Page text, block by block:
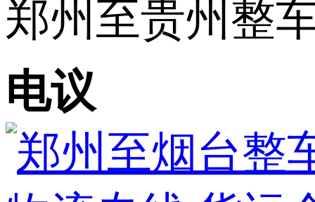
郑州至贵州整
电议